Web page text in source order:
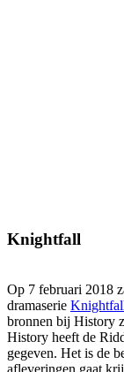
Knightfall
Op 7 februari 2018
dramaserie
bronnen bij History
History heeft de
gegeven. Het is de